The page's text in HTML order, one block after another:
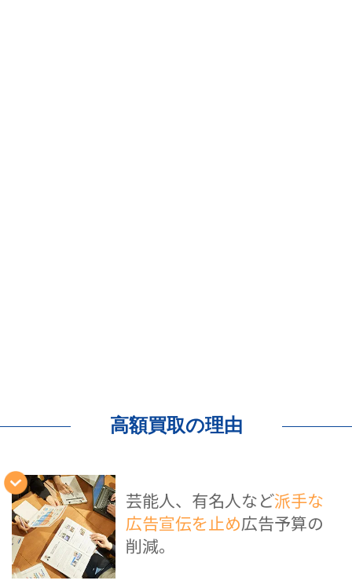
高額買取の理由
芸能人、有名人など派手な
広告宣伝を止め広告予算の
削減。